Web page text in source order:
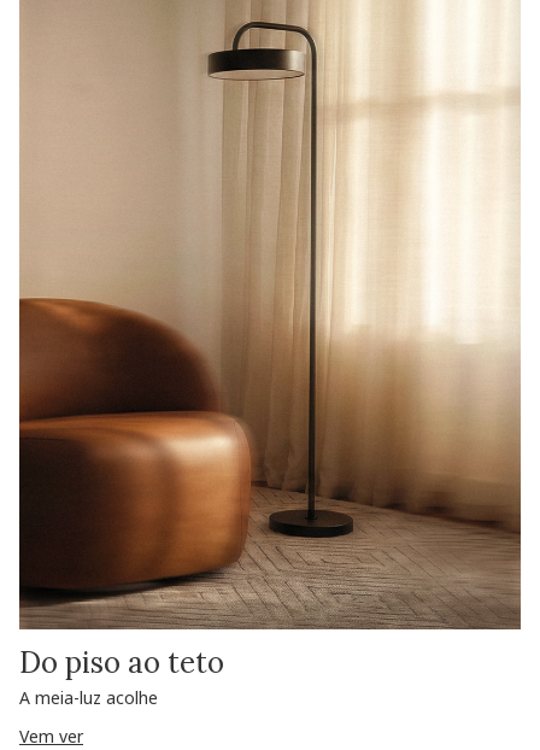
Do piso ao teto
A meia-luz acolhe
Vem ver